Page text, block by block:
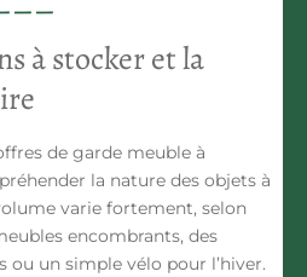
à stocker et la
de garde meuble à
la nature des objets à
varie fortement, selon
encombrants, des
ou un simple vélo pour l’hiver.